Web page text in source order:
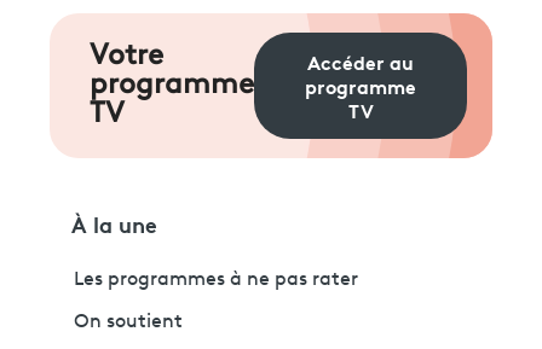
Votre
programme
TV
Accéder au
programme
TV
À la une
Les programmes à ne pas rater
On soutient